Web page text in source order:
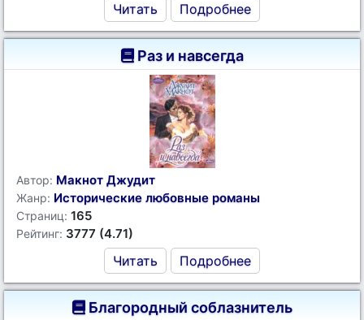
Читать Подробнее
Раз и навсегда
Автор: Макнот Джудит
Жанр: Исторические любовные романы
Страниц: 165
Рейтинг: 3777 (4.71)
Читать Подробнее
Благородный соблазнитель